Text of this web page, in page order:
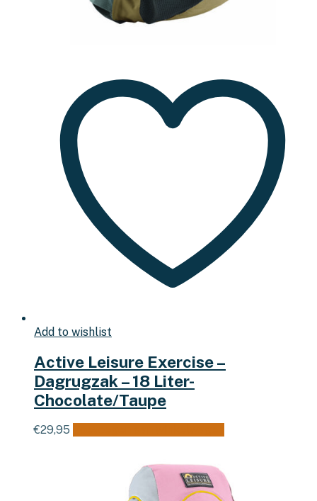
Add to wishlist
Active Leisure Exercise –
Dagrugzak – 18 Liter-
Chocolate/Taupe
€29,95